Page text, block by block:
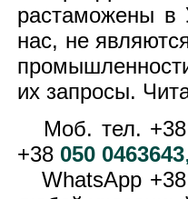
растаможены в
нас, не
их запросы.
Моб. тел.
+38 050 0463643
WhatsApp